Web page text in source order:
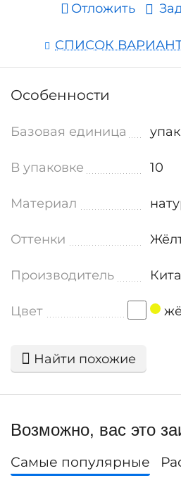
Отложить
СПИСОК
Особенности
Базовая единица упак
В упаковке 10
Материал
Оттенки
Производитель
Цвет
Найти похожие
Возможно, вас это
Самые популярные